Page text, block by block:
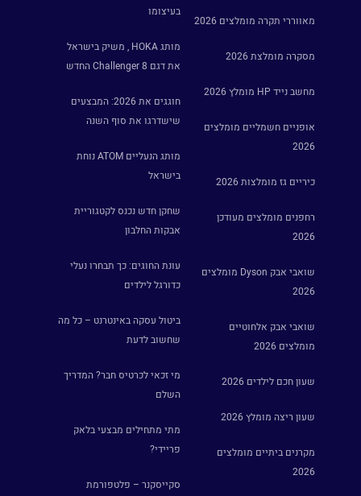
מאווררי תקרה מומלצים 2026
מסקרה מומלצת 2026
מחשב נייד HP מומלץ 2026
אופניים חשמליים מומלצים
2026
כיריים גז מומלצות 2026
רחפנים מומלצים מעודכן
2026
שואבי אבק Dyson מומלצים
2026
שואבי אבק אלחוטיים
מומלצים 2026
שעון חכם לילדים 2026
שעון ריצה מומלץ 2026
מקרנים ביתיים מומלצים
2026
בעיצומו
מותג HOKA , משיק בישראל
את דגם Challenger 8 החדש
חוגגים את 2026: המבצעים
שישדרגו את סוף השנה
מותג הנעליים ATOM נוחת
בישראל
שחקן חדש נכנס לקטגוריית
אבקות החלבון
עונת החוגים: כך תבחרו נעלי
כדורגל לילדים
ביטול עסקה באינטרנט – כל מה
שחשוב לדעת
מי זכאי לכרטיס חבר? המדריך
השלם
מתי מתחילים מבצעי בלאק
פריידי?
סקייסקנר – פלטפורמת